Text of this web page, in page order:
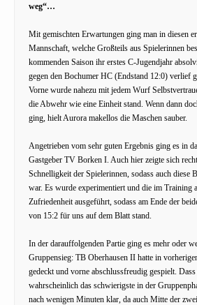
weg“…
Mit gemischten Erwartungen ging man in diesen
Mannschaft, welche Großteils aus Spielerinnen
kommenden Saison ihr erstes C-Jugendjahr
gegen den Bochumer HC (Endstand 12:0) verlief
Vorne wurde nahezu mit jedem Wurf
die Abwehr wie eine Einheit stand. Wenn dann
ging, hielt Aurora makellos die Maschen sauber.
Angetrieben vom sehr guten Ergebnis ging es in
Gastgeber TV Borken I. Auch hier zeigte sich
Schnelligkeit der Spielerinnen, sodass auch diese
war. Es wurde experimentiert und die im Training
Zufriedenheit ausgeführt, sodass am Ende der
von 15:2 für uns auf dem Blatt stand.
In der darauffolgenden Partie ging es mehr oder
Gruppensieg: TB Oberhausen II hatte in
gedeckt und vorne abschlussfreudig gespielt.
wahrscheinlich das schwierigste in der
nach wenigen Minuten klar, da auch Mitte der